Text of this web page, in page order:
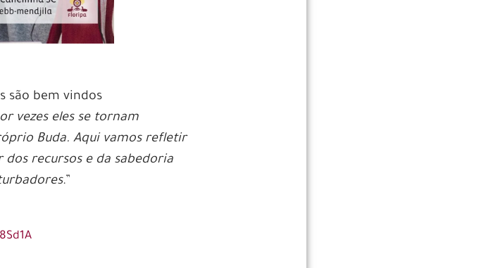
são bem vindos
vezes eles se tornam
Buda. Aqui vamos refletir
dos recursos e da sabedoria
.”